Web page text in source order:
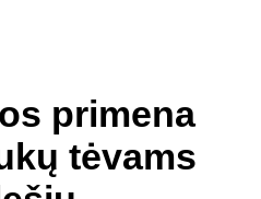
primena
tėvams